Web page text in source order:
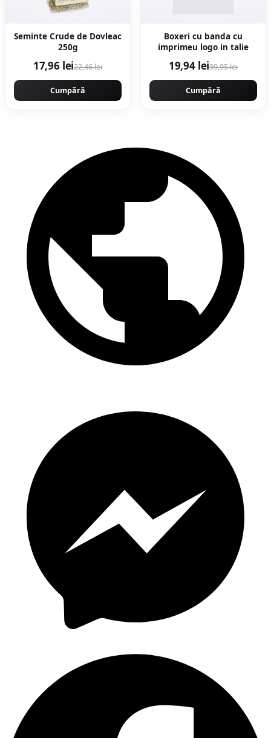
Seminte Crude de Dovleac
250g
17,96 lei22,46 lei
Cumpără
Boxeri cu banda cu
imprimeu logo in talie
19,94 lei99,95 lei
Cumpără